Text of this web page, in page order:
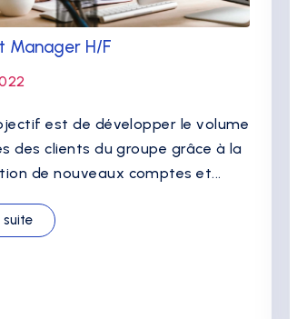
Manager H/F
est de développer le volume
des clients du groupe grâce à la
de nouveaux comptes et...
suite